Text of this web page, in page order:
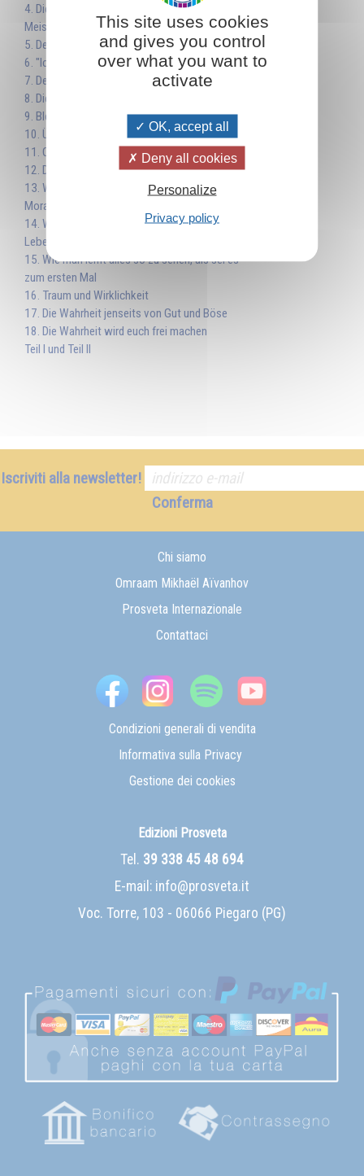
4. Die Liebe des Schülers, die Weisheit des
Meisters
5. Der Kern der Wahrheit
6. "Ich bin der Weg, die Wahrheit und das Leben"
7. Der blaue Strahl der Wahrheit
8. Die wirklich wahre Wahrheit
9. Bleibt der Wahrheit treu
10. Über Geschmack lässt sich nicht streiten
11. Objektive und Subjektive Welt
12. Die Vorrangstellung der subjektiven Welt
13. Wissenschaftlicher Fortschritt und
Moralischer Fortschritt
14. Wahrheit der Wissenschaft und Wahrheit des
Lebens
15. Wie man lernt alles so zu sehen, als sei es
zum ersten Mal
16. Traum und Wirklichkeit
17. Die Wahrheit jenseits von Gut und Böse
18. Die Wahrheit wird euch frei machen
Teil I und Teil II
Iscriviti alla newsletter!
Conferma
Chi siamo
Omraam Mikhaël Aïvanhov
Prosveta Internazionale
Contattaci
Condizioni generali di vendita
Informativa sulla Privacy
Gestione dei cookies
Edizioni Prosveta
Tel. 39 338 45 48 694
E-mail: info@prosveta.it
Voc. Torre, 103 - 06066 Piegaro (PG)
This site uses cookies
and gives you control
over what you want to
activate
OK, accept all
Deny all cookies
Personalize
Privacy policy